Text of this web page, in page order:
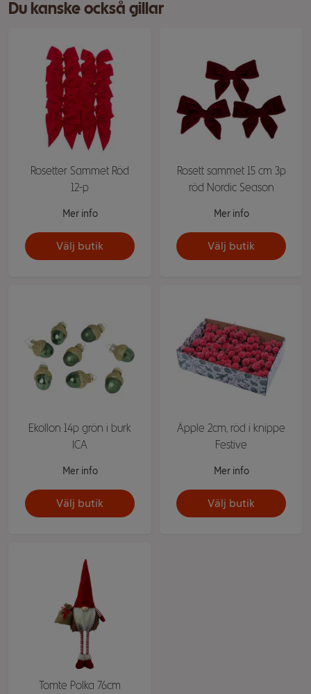
Du kanske också gillar
Rosetter Sammet Röd
12-p
Mer info
Välj butik
Rosett sammet 15 cm 3p
röd Nordic Season
Mer info
Välj butik
Ekollon 14p grön i burk
ICA
Mer info
Välj butik
Äpple 2cm, röd i knippe
Festive
Mer info
Välj butik
Tomte Polka 76cm